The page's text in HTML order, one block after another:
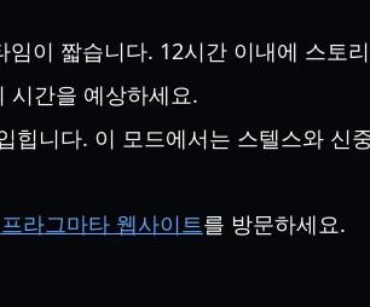
이 짧습니다. 12시간 이내에 스토
시간을 예상하세요.
힙니다. 이 모드에서는 스텔스와
라그마타 웹사이트를 방문하세요.